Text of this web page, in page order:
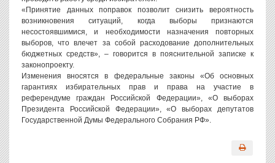
«Принятие данных поправок позволит снизить вероятность
возникновения ситуаций, когда выборы признаются
несостоявшимися, и необходимости назначения повторных
выборов, что влечет за собой расходование дополнительных
бюджетных средств», – говорится в пояснительной записке к
законопроекту.
Изменения вносятся в федеральные законы «Об основных
гарантиях избирательных прав и права на участие в
референдуме граждан Российской Федерации», «О выборах
Президента Российской Федерации», «О выборах депутатов
Государственной Думы Федерального Собрания РФ».